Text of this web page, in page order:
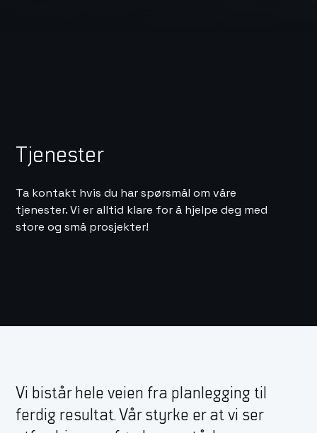
Tjenester
Ta kontakt hvis du har spørsmål om våre
tjenester. Vi er alltid klare for å hjelpe deg med
store og små prosjekter!
Vi bistår hele veien fra planlegging til
ferdig resultat. Vår styrke er at vi ser